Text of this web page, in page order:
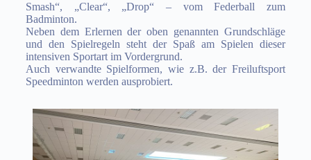
Smash“, „Clear“, „Drop“ – vom Federball zum
Badminton.
Neben dem Erlernen der oben genannten Grundschläge
und den Spielregeln steht der Spaß am Spielen dieser
intensiven Sportart im Vordergrund.
Auch verwandte Spielformen, wie z.B. der Freiluftsport
Speedminton werden ausprobiert.